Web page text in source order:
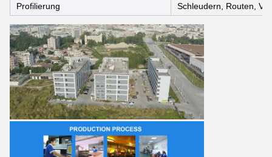
Profilierung
Schleudern, Routen, V-